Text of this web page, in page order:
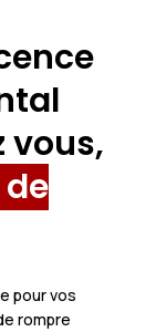
vous,
pour vos
rompre